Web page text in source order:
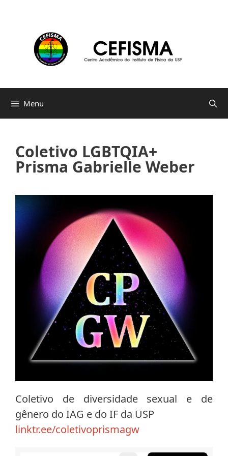
conteúdo
Menu
Coletivo LGBTQIA+
Prisma Gabrielle Weber
Coletivo de diversidade sexual e de
gênero do IAG e do IF da USP
linktr.ee/coletivoprismagw